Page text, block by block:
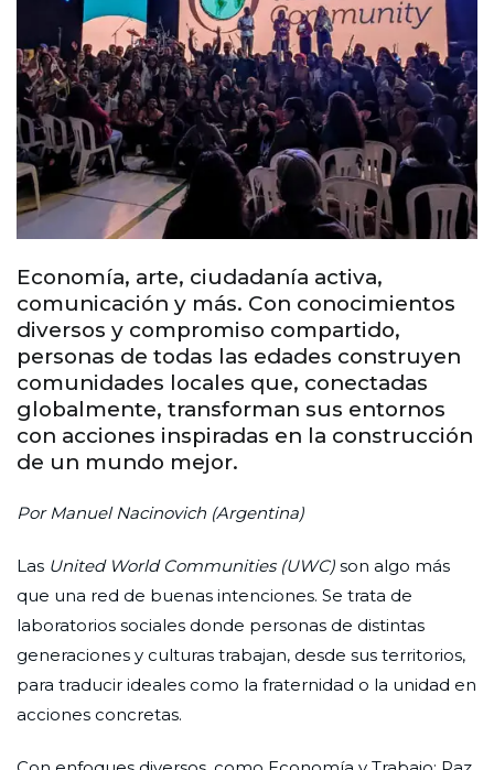
Economía, arte, ciudadanía activa,
comunicación y más. Con conocimientos
diversos y compromiso compartido,
personas de todas las edades construyen
comunidades locales que, conectadas
globalmente, transforman sus entornos
con acciones inspiradas en la construcción
de un mundo mejor.
Por Manuel Nacinovich (Argentina)
Las United World Communities (UWC) son algo más
que una red de buenas intenciones. Se trata de
laboratorios sociales donde personas de distintas
generaciones y culturas trabajan, desde sus territorios,
para traducir ideales como la fraternidad o la unidad en
acciones concretas.